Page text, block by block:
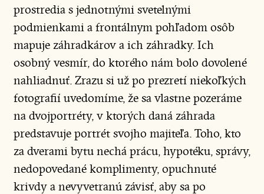
prostredia s jednotnými svetelnými
podmienkami a frontálnym pohľadom osôb
mapuje záhradkárov a ich záhradky. Ich
osobný vesmír, do ktorého nám bolo dovolené
nahliadnuť. Zrazu si už po prezretí niekoľkých
fotografií uvedomíme, že sa vlastne pozeráme
na dvojportréty, v ktorých daná záhrada
predstavuje portrét svojho majiteľa. Toho, kto
za dverami bytu nechá prácu, hypotéku, správy,
nedopovedané komplimenty, opuchnuté
krivdy a nevyvetranú závisť, aby sa po